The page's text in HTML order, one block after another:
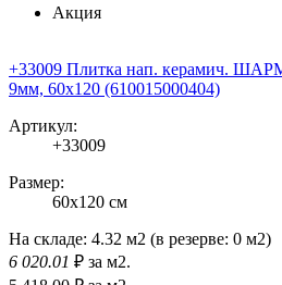
Акция
+33009 Плитка нап. керамич.
9мм, 60x120 (610015000404)
Артикул:
+33009
Размер:
60x120 см
На складе: 4.32 м2 (в резерве: 0 м2)
6 020.01 ₽ за м2.